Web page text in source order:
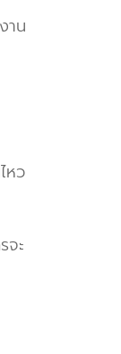
าน
หว
จะ